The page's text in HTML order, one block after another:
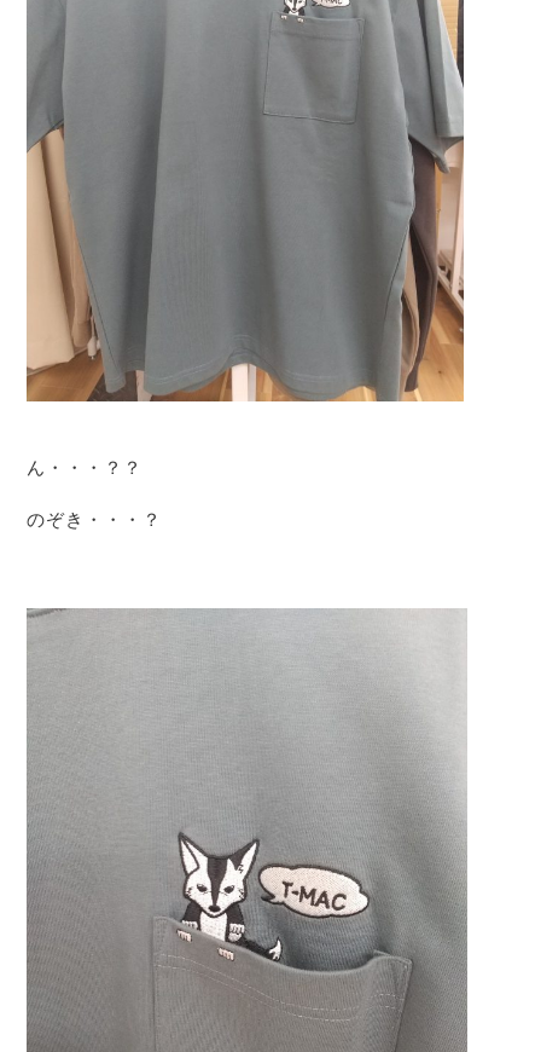
ん・・・？？
のぞき・・・？